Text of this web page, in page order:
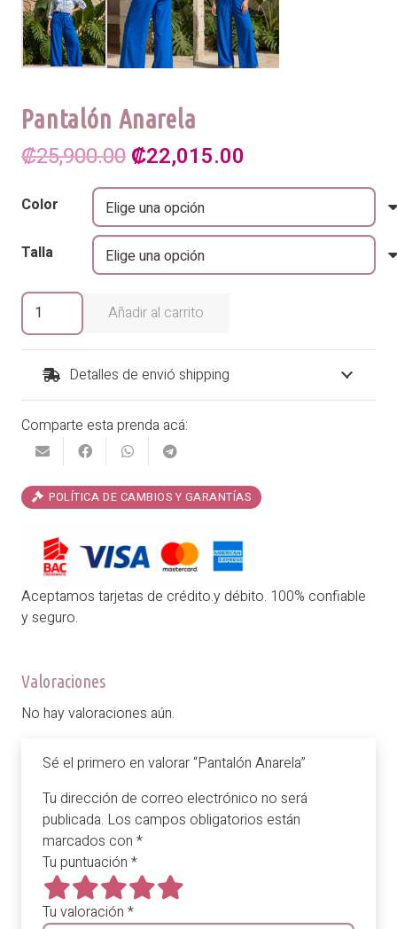
Pantalón Anarela
₡25,900.00 El
precio
original
era:
₡25,900.00.
₡22,015.00
precio
actual
₡22,015.00.
Color
Talla
Pantalón
Anarela
cantidad
Añadir al carrito
Detalles de envió shipping
Comparte esta prenda acá:
POLÍTICA DE CAMBIOS Y GARANTÍAS
Aceptamos tarjetas de crédito.y débito. 100% confiable
y seguro.
Valoraciones
No hay valoraciones aún.
Sé el primero en valorar “Pantalón Anarela”
Tu dirección de correo electrónico no será
publicada. Los campos obligatorios están
marcados con *
Tu puntuación *
Tu valoración *